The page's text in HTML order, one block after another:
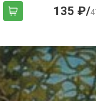
135 ₽/